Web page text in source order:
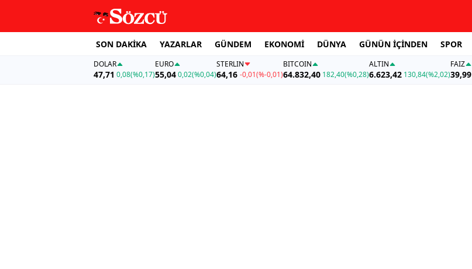
SON DAKİKA YAZARLAR GÜNDEM EKONOMİ DÜNYA GÜNÜN İÇİNDEN SPOR
DOLAR
47,71 0,08(%0,17)
EURO
55,04 0,02(%0,04)
STERLIN
64,16 -0,01(%-0,01)
BITCOIN
64.832,40 182,40(%0,28)
ALTIN
6.623,42 130,84(%2,02)
FAİZ
39,99